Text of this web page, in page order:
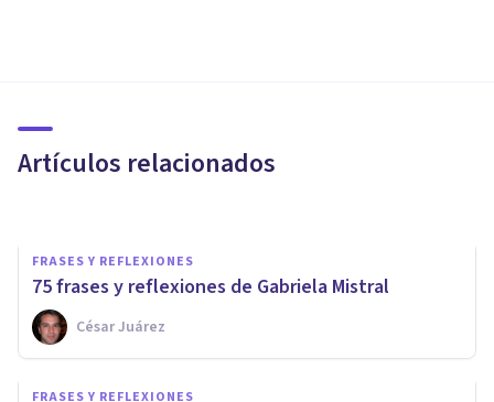
Artículos relacionados
reflexiones de Michel Foucault
FRASES Y REFLEXIONES
75 frases y reflexiones de Gabriela Mistral
César Juárez
FRASES Y REFLEXIONES
FRASES Y REFLEXIONES
80 frases y reflexiones de